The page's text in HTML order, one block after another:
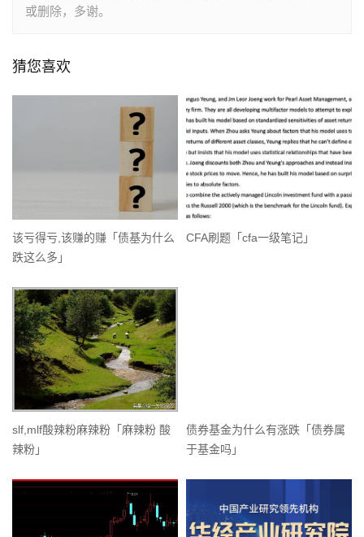
或删除，多谢。
猜您喜欢
该亏得亏,该赚的赚「债基为什么
跌这么多」
CFA刷题「cfa一级笔记」
slf,mlf酸辣粉麻辣粉「麻辣粉 酸
辣粉」
债券基金为什么有涨跌「债券属
于基金吗」